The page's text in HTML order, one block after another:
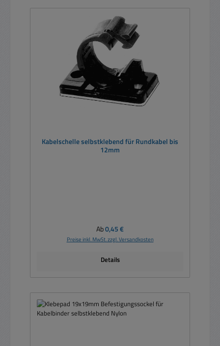
Kabelschelle selbstklebend für Rundkabel bis
12mm
Regulärer Preis:
Ab0,45 €
Preise inkl. MwSt. zzgl. Versandkosten
Details